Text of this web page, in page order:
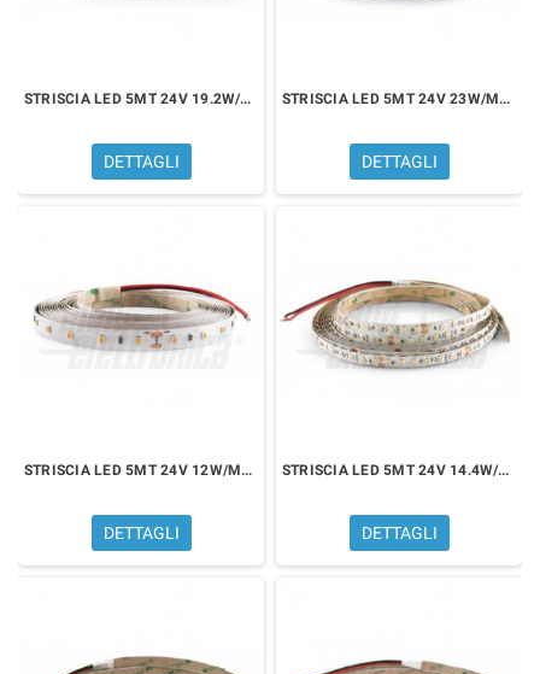
STRISCIA LED 5MT 24V 19.2W/MT BIANCO CALDO 3000K
DETTAGLI
STRISCIA LED 5MT 24V 23W/MT BIANCO CALDO 3000K
DETTAGLI
STRISCIA LED 5MT 24V 12W/MT BIANCO NATURALE 4000K
DETTAGLI
STRISCIA LED 5MT 24V 14.4W/MT BIANCO NATURALE 4000K
DETTAGLI